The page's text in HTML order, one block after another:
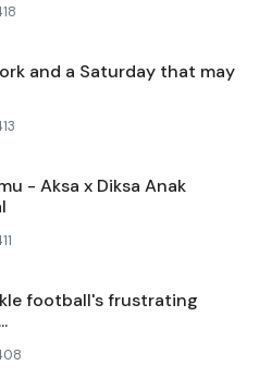
and a Saturday that may
- Aksa x Diksa Anak
football's frustrating